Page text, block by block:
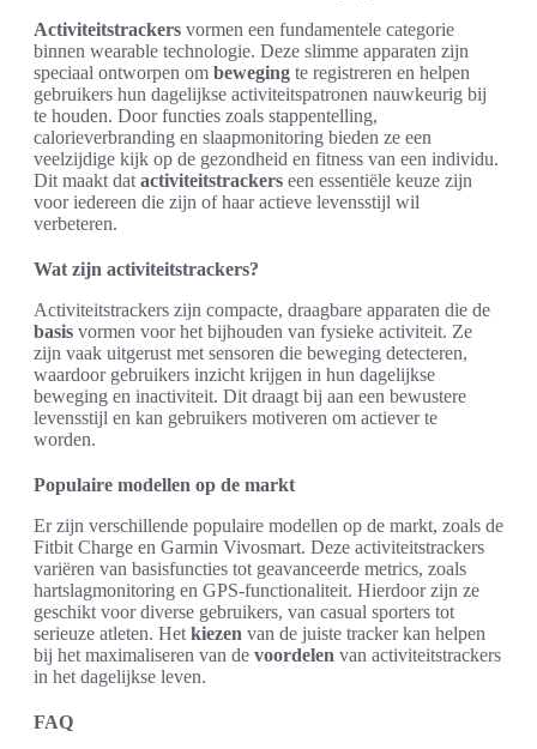
Activiteitstrackers vormen een fundamentele categorie
binnen wearable technologie. Deze slimme apparaten zijn
speciaal ontworpen om beweging te registreren en helpen
gebruikers hun dagelijkse activiteitspatronen nauwkeurig bij
te houden. Door functies zoals stappentelling,
calorieverbranding en slaapmonitoring bieden ze een
veelzijdige kijk op de gezondheid en fitness van een individu.
Dit maakt dat activiteitstrackers een essentiële keuze zijn
voor iedereen die zijn of haar actieve levensstijl wil
verbeteren.
Wat zijn activiteitstrackers?
Activiteitstrackers zijn compacte, draagbare apparaten die de
basis vormen voor het bijhouden van fysieke activiteit. Ze
zijn vaak uitgerust met sensoren die beweging detecteren,
waardoor gebruikers inzicht krijgen in hun dagelijkse
beweging en inactiviteit. Dit draagt bij aan een bewustere
levensstijl en kan gebruikers motiveren om actiever te
worden.
Populaire modellen op de markt
Er zijn verschillende populaire modellen op de markt, zoals de
Fitbit Charge en Garmin Vivosmart. Deze activiteitstrackers
variëren van basisfuncties tot geavanceerde metrics, zoals
hartslagmonitoring en GPS-functionaliteit. Hierdoor zijn ze
geschikt voor diverse gebruikers, van casual sporters tot
serieuze atleten. Het kiezen van de juiste tracker kan helpen
bij het maximaliseren van de voordelen van activiteitstrackers
in het dagelijkse leven.
FAQ